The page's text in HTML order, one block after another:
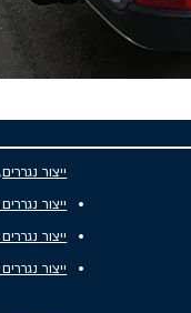
ייצור נגררים.
ייצור
ייצור
ייצור